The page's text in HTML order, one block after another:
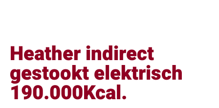
Heather indirect
gestookt elektrisch
190.000Kcal.